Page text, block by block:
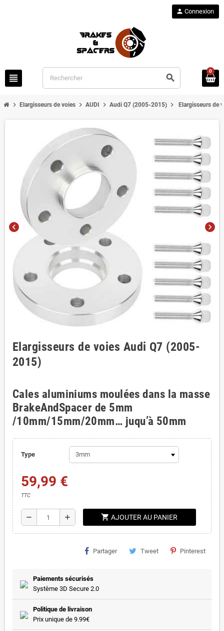
view_headline search
person Connexion
0
chevron_right Elargisseurs de voies chevron_right AUDI chevron_right Audi Q7 (2005-2015) chevron_right Elargisseurs de
chevron_left chevron_right
Elargisseurs de voies Audi Q7 (2005-
2015)
Cales aluminiums moulées dans la masse
BrakeAndSpacer de 5mm
/10mm/15mm/20mm… juqu’à 50mm
Type
59,99 €
TTC
remove add shopping_cart AJOUTER AU PANIER
Partager Tweet Pinterest
Paiements sécurisés
Système 3D Secure 2.0
Politique de livraison
Prix unique de 9.99€